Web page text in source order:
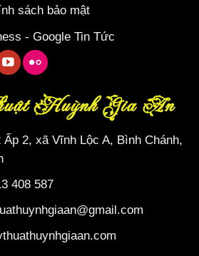
sách bảo mật
- Google Tin Tức
Huỳnh Gia An
Ấp 2, xã Vĩnh Lộc A, Bình Chánh,
408 587